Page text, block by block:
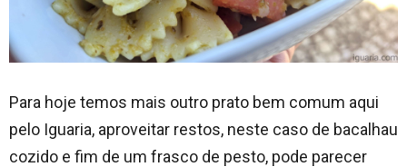
Para hoje temos mais outro prato bem comum aqui
pelo Iguaria, aproveitar restos, neste caso de bacalhau
cozido e fim de um frasco de pesto, pode parecer